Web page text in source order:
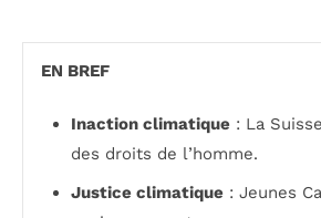
EN BREF
Inaction climatique : La
des droits de l’homme.
Justice climatique : Jeunes